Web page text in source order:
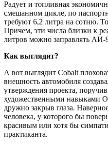
Радует и топливная
смешанном цикле, по
требуют 6,2 литра на сотню.
Причем, эти числа близки к
литров можно заправлять АИ-
Как выглядит?
А вот выглядит Cobalt
внешность автомобиля
утверждения проекта,
художественными навыками
дружно закрыв глаза.
человека, у которого бы
красивым или хотя бы
практиканта.